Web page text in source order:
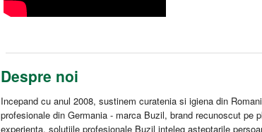
Despre noi
Incepand cu anul 2008, sustinem curatenia si igiena din
profesionale din Germania - marca Buzil, brand recunoscut pe
experienta, solutiile profesionale Buzil inteleg asteptarile